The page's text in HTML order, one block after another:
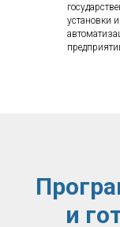
установки
и